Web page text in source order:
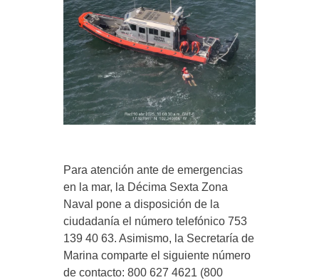
Para atención ante de emergencias
en la mar, la Décima Sexta Zona
Naval pone a disposición de la
ciudadanía el número telefónico 753
139 40 63. Asimismo, la Secretaría de
Marina comparte el siguiente número
de contacto: 800 627 4621 (800